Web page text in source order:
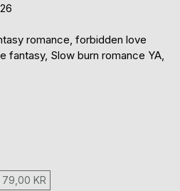
romance, forbidden love
fantasy, Slow burn romance YA,
79,00 KR